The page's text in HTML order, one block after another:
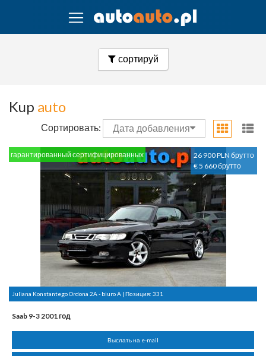
сортируй
Kup auto
Сортировать: Дата добавления
26 900 PLN брутто
€ 5 660 брутто
гарантированный сертифицированных
Juliana Konstantego Ordona 2A - biuro A | Позиция: 331
Saab 9-3 2001 год
Выслать на e-mail